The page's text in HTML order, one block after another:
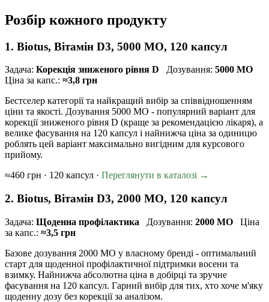
Розбір кожного продукту
1. Biotus, Вітамін D3, 5000 МО, 120 капсул
Задача: Корекція зниженого рівня D Дозування: 5000 МО
Ціна за капс.: ≈3,8 грн
Бестселер категорії та найкращий вибір за співвідношенням
ціни та якості. Дозування 5000 МО - популярний варіант для
корекції зниженого рівня D (краще за рекомендацією лікаря), а
велике фасування на 120 капсул і найнижча ціна за одиницю
роблять цей варіант максимально вигідним для курсового
прийому.
≈460 грн · 120 капсул · Переглянути в каталозі →
2. Biotus, Вітамін D3, 2000 МО, 120 капсул
Задача: Щоденна профілактика Дозування: 2000 МО Ціна
за капс.: ≈3,5 грн
Базове дозування 2000 МО у власному бренді - оптимальний
старт для щоденної профілактичної підтримки восени та
взимку. Найнижча абсолютна ціна в добірці та зручне
фасування на 120 капсул. Гарний вибір для тих, хто хоче м'яку
щоденну дозу без корекції за аналізом.